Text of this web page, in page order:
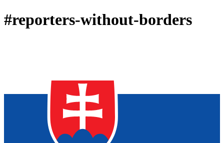
#reporters-without-borders